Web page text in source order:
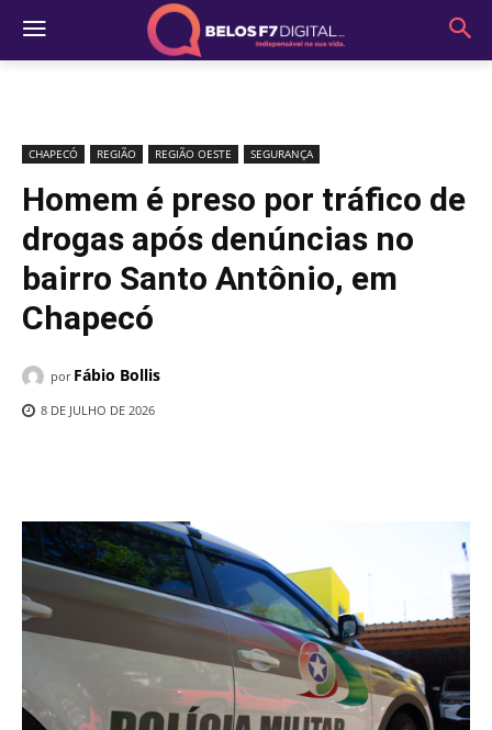
CHAPECÓ REGIÃO REGIÃO OESTE SEGURANÇA
Homem é preso por tráfico de
drogas após denúncias no
bairro Santo Antônio, em
Chapecó
por Fábio Bollis
8 DE JULHO DE 2026